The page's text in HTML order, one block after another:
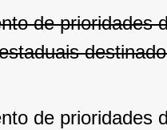
de prioridades
de prioridades